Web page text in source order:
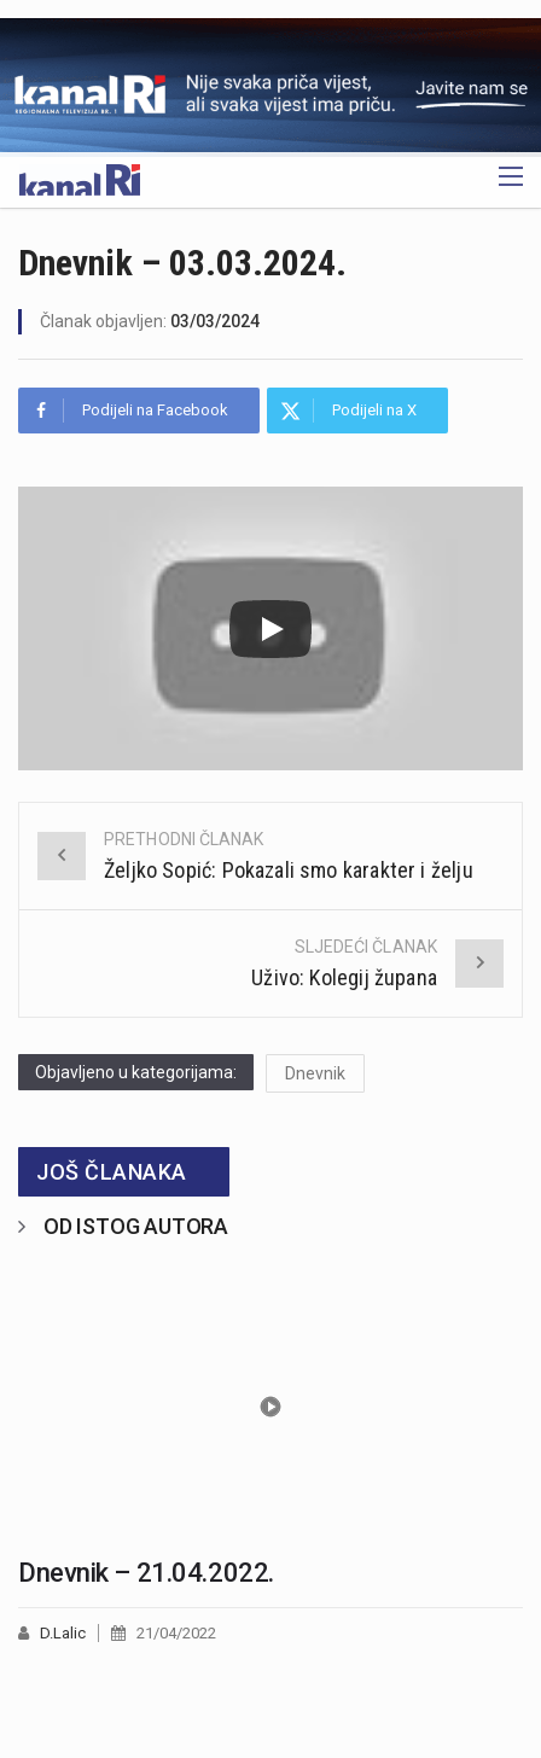
OGLAS
Dnevnik – 03.03.2024.
Članak objavljen: 03/03/2024
Podijeli na Facebook Podijeli na X
Post
navigation
PRETHODNI ČLANAK
Željko Sopić: Pokazali smo karakter i želju
SLJEDEĆI ČLANAK
Uživo: Kolegij župana
Objavljeno u kategorijama: Dnevnik
JOŠ ČLANAKA
OD ISTOG AUTORA
Dnevnik – 21.04.2022.
D.Lalic 21/04/2022